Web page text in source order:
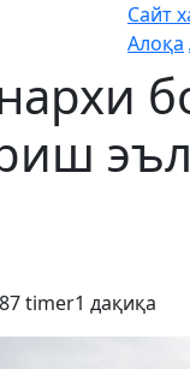
Сайт
Алоқа
timer1 дақиқа